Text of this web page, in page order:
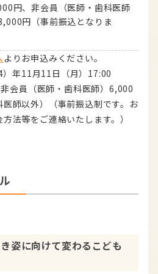
円、非会員（医師・歯科医師
円（事前振込となりま
よりお申込みください。
年11月11日（月）17:00
会員（医師・歯科医師）6,000
師以外）（事前振込制です。お
法等をご連絡いたします。）
姿に向けて変わるこども